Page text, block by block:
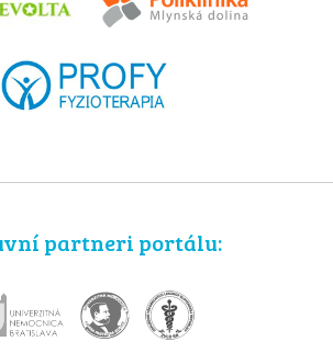
partneri portálu: